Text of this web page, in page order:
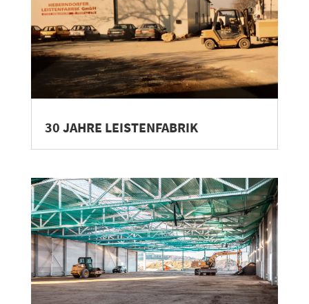
30 JAHRE LEISTENFABRIK